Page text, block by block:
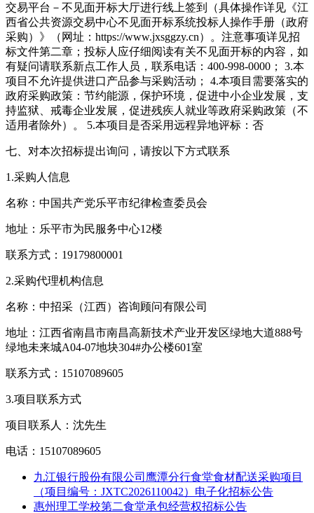
交易平台－不见面开标大厅进行线上签到（具体操作详见《江
西省公共资源交易中心不见面开标系统投标人操作手册（政府
采购）》（网址：https://www.jxsggzy.cn）。注意事项详见招
标文件第二章；投标人应仔细阅读有关不见面开标的内容，如
有疑问请联系新点工作人员，联系电话：400-998-0000； 3.本
项目不允许提供进口产品参与采购活动； 4.本项目需要落实的
政府采购政策：节约能源，保护环境，促进中小企业发展，支
持监狱、戒毒企业发展，促进残疾人就业等政府采购政策（不
适用者除外）。 5.本项目是否采用远程异地评标：否
七、对本次招标提出询问，请按以下方式联系
1.采购人信息
名称：中国共产党乐平市纪律检查委员会
地址：乐平市为民服务中心12楼
联系方式：19179800001
2.采购代理机构信息
名称：中招采（江西）咨询顾问有限公司
地址：江西省南昌市南昌高新技术产业开发区绿地大道888号
绿地未来城A04-07地块304#办公楼601室
联系方式：15107089605
3.项目联系方式
项目联系人：沈先生
电话：15107089605
九江银行股份有限公司鹰潭分行食堂食材配送采购项目
（项目编号：JXTC2026110042）电子化招标公告
惠州理工学校第二食堂承包经营权招标公告